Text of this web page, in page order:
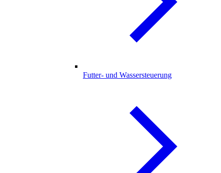
Futter- und Wassersteuerung